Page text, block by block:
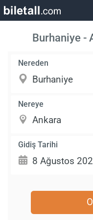
Burhaniye -
Nereden
Nereye
Gidiş Tarihi